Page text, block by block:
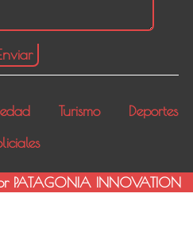
Turismo
Deportes
PATAGONIA INNOVATION